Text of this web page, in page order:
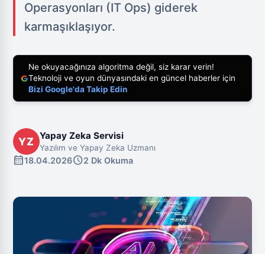
Operasyonları (IT Ops) giderek
karmaşıklaşıyor.
Ne okuyacağınıza algoritma değil, siz karar verin!
Teknoloji ve oyun dünyasındaki en güncel haberler için
Bizi Google'da Takip Edin
YZ Yapay Zeka Servisi
Yazılım ve Yapay Zeka Uzmanı
calendar_month18.04.2026schedule2 Dk Okuma